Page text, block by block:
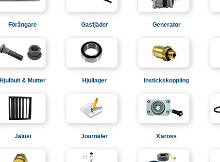
Förångare Gasfjäder Generator
Hjulbult & Mutter Hjullager Instickskoppling
Jalusi Journaler Kaross